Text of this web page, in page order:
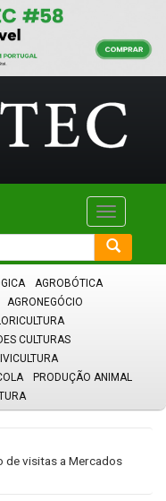
Toggle
AGROBÓTICA
AGRONEGÓCIO
CULTURAS
PRODUÇÃO ANIMAL
de visitas a Mercados